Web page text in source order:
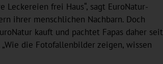
frei Haus“, sagt EuroNatur-
ihrer menschlichen Nachbarn. Doch
kauft und pachtet Fapas daher seit
die Fotofallenbilder zeigen, wissen